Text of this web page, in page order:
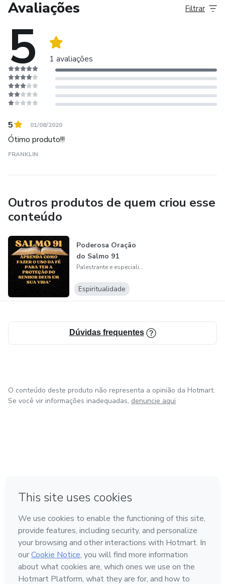
Avaliações
5 1 avaliações
Filtrar
5 01/08/2020
Ótimo produto!!!
FRANKLIN
Outros produtos de quem criou esse
conteúdo
Poderosa Oração
do Salmo 91
Palestrante e especialista em vendas.
Espiritualidade
Dúvidas frequentes
O conteúdo deste produto não representa a opinião da Hotmart.
Se você vir informações inadequadas, denuncie aqui
Feito com ❤ na Cidade do México
Conheça a Hotmart
Idioma